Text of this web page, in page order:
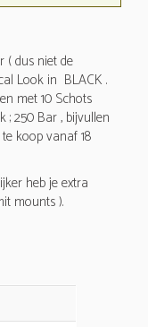
( dus niet de
Look in BLACK .
met 10 Schots
; 250 Bar , bijvullen
koop vanaf 18
heb je extra
mounts ).